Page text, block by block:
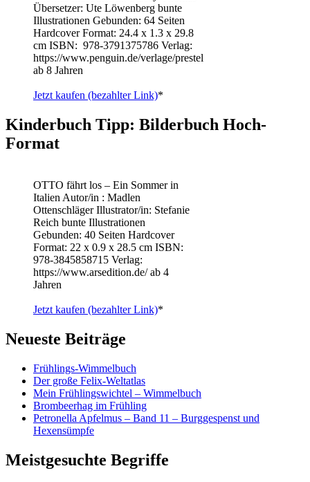
Übersetzer: Ute Löwenberg bunte
Illustrationen Gebunden: 64 Seiten
Hardcover Format: 24.4 x 1.3 x 29.8
cm ISBN: ‎ 978-3791375786 Verlag:
https://www.penguin.de/verlage/prestel
ab 8 Jahren
Jetzt kaufen (bezahlter Link)*
Kinderbuch Tipp: Bilderbuch Hoch-
Format
OTTO fährt los – Ein Sommer in
Italien Autor/in : Madlen
Ottenschläger Illustrator/in: Stefanie
Reich bunte Illustrationen
Gebunden: 40 Seiten Hardcover
Format: 22 x 0.9 x 28.5 cm ISBN: ‎
978-3845858715 Verlag:
https://www.arsedition.de/ ab 4
Jahren
Jetzt kaufen (bezahlter Link)*
Neueste Beiträge
Frühlings-Wimmelbuch
Der große Felix-Weltatlas
Mein Frühlingswichtel – Wimmelbuch
Brombeerhag im Frühling
Petronella Apfelmus – Band 11 – Burggespenst und
Hexensümpfe
Meistgesuchte Begriffe